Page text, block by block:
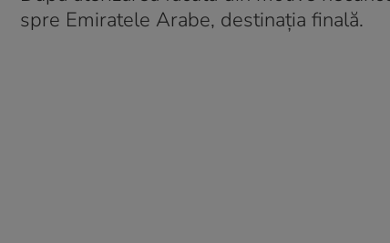
spre Emiratele Arabe, destinația finală.